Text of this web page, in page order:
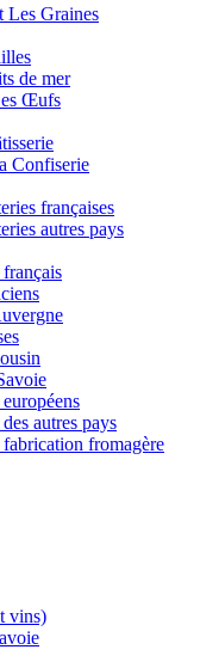
Les Graines
de mer
Œufs
Confiserie
françaises
autres pays
autres pays
fabrication fromagère
vins)